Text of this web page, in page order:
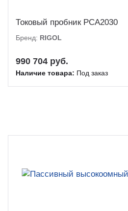
Токовый пробник PCA2030
Бренд: RIGOL
990 704 руб.
Наличие товара: Под заказ